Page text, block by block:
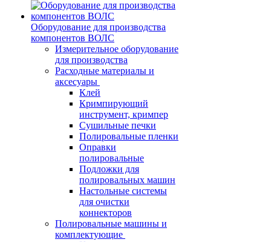
Оборудование для производства
компонентов ВОЛС
Измерительное оборудование
для производства
Расходные материалы и
аксесуары
Клей
Кримпирующий
инструмент, кримпер
Сушильные печки
Полировальные пленки
Оправки
полировальные
Подложки для
полировальных машин
Настольные системы
для очистки
коннекторов
Полировальные машины и
комплектующие